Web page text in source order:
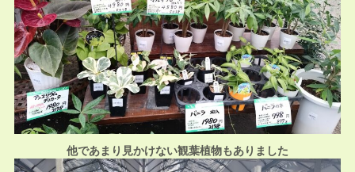
他であまり見かけない観葉植物もありました